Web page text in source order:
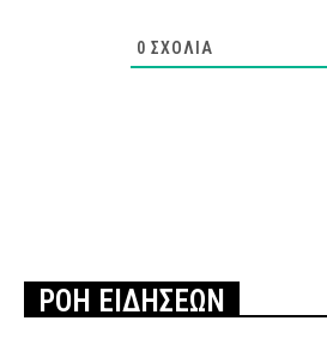
0 ΣΧΌΛΙΑ
ΡΟΗ ΕΙΔΗΣΕΩΝ